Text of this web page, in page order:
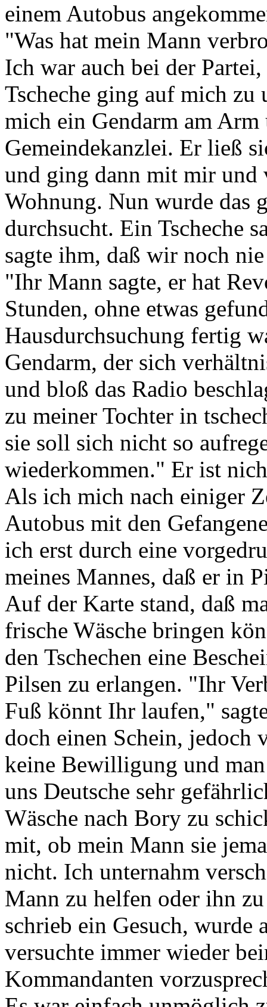
einem Autobus
"Was hat mein Mann
Ich war auch bei der
Tscheche ging auf mich
mich ein Gendarm am
Gemeindekanzlei. Er ließ
und ging dann mit mir und
Wohnung. Nun wurde das
durchsucht. Ein Tscheche
sagte ihm, daß wir noch
"Ihr Mann sagte, er hat
Stunden, ohne etwas
Hausdurchsuchung fertig
Gendarm, der sich
und bloß das Radio
zu meiner Tochter in
sie soll sich nicht so
wiederkommen." Er ist
Als ich mich nach einiger
Autobus mit den
ich erst durch eine
meines Mannes, daß er in
Auf der Karte stand, daß
frische Wäsche bringen
den Tschechen eine
Pilsen zu erlangen. "Ihr
Fuß könnt Ihr laufen,"
doch einen Schein, jedoch
keine Bewilligung und
uns Deutsche sehr
Wäsche nach Bory zu
mit, ob mein Mann sie
nicht. Ich unternahm
Mann zu helfen oder ihn
schrieb ein Gesuch, wurde
versuchte immer wieder
Kommandanten